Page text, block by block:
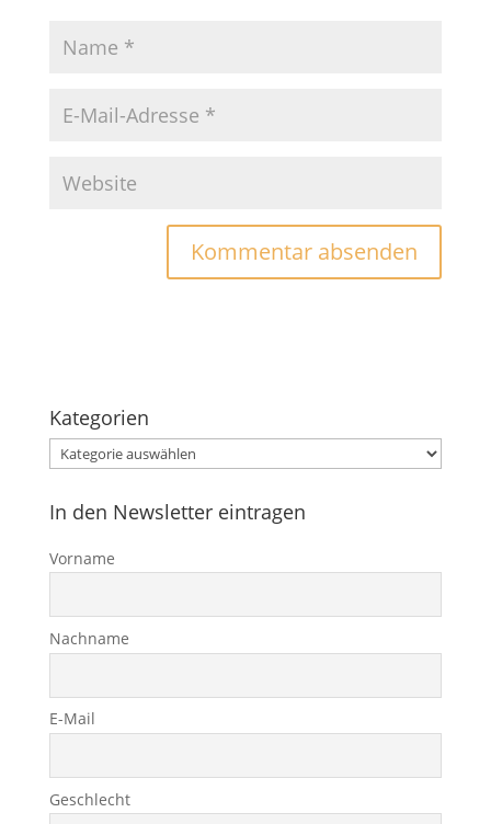
Kategorien
Kategorien
In den Newsletter eintragen
Vorname
Nachname
E-Mail
Geschlecht